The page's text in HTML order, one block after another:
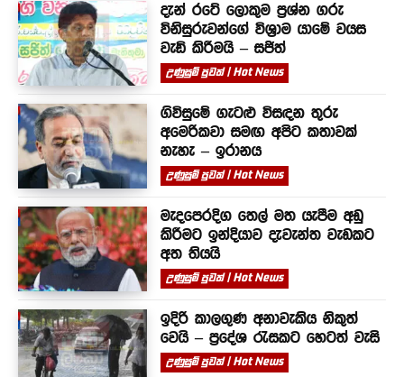
දැන් රටේ ලොකුම ප්‍රශ්න ගරු
විනිසුරුවන්ගේ විශ්‍රාම යාමේ වයස
වැඩි කිරීමයි – සජිත්
උණුසුම් පුවත් | Hot News
ගිවිසුමේ ගැටළු විසඳන තුරු
අමෙරිකවා සමඟ අපිට කතාවක්
නැහැ – ඉරානය
උණුසුම් පුවත් | Hot News
මැදපෙරදිග තෙල් මත යැපීම අඩු
කිරීමට ඉන්දියාව දැවැන්ත වැඩකට
අත තියයි
උණුසුම් පුවත් | Hot News
ඉදිරි කාලගුණ අනාවැකිය නිකුත්
වෙයි – ප්‍රදේශ රැසකට හෙටත් වැසි
උණුසුම් පුවත් | Hot News